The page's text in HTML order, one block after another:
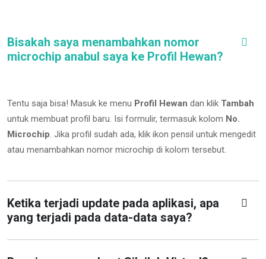
Bisakah saya menambahkan nomor
microchip anabul saya ke Profil Hewan?
Tentu saja bisa! Masuk ke menu Profil Hewan dan klik Tambah
untuk membuat profil baru. Isi formulir, termasuk kolom No.
Microchip. Jika profil sudah ada, klik ikon pensil untuk mengedit
atau menambahkan nomor microchip di kolom tersebut.
Ketika terjadi update pada aplikasi, apa
yang terjadi pada data-data saya?